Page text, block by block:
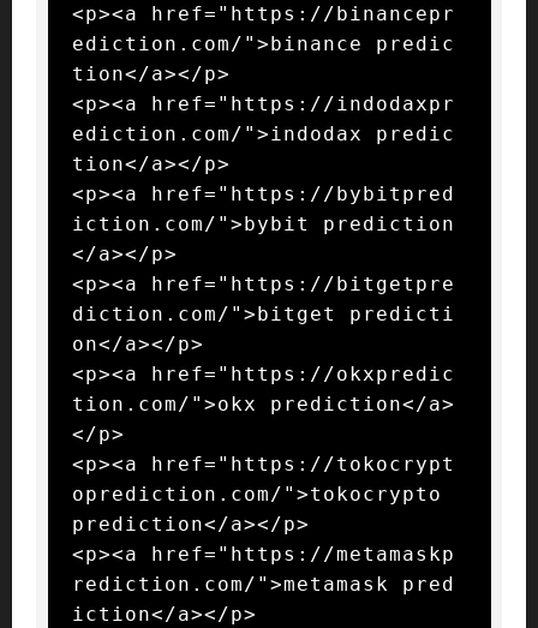
<p><a href="https://binancepr
ediction.com/">binance predic
tion</a></p>
<p><a href="https://indodaxpr
ediction.com/">indodax predic
tion</a></p>
<p><a href="https://bybitpred
iction.com/">bybit prediction
</a></p>
<p><a href="https://bitgetpre
diction.com/">bitget predicti
on</a></p>
<p><a href="https://okxpredic
tion.com/">okx prediction</a>
</p>
<p><a href="https://tokocrypt
oprediction.com/">tokocrypto
prediction</a></p>
<p><a href="https://metamaskp
rediction.com/">metamask pred
iction</a></p>